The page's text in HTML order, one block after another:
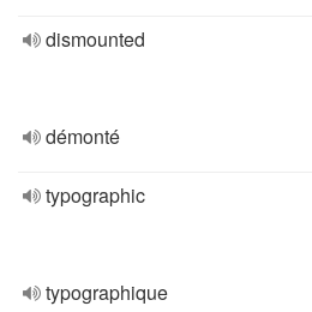
dismounted
démonté
typographic
typographique